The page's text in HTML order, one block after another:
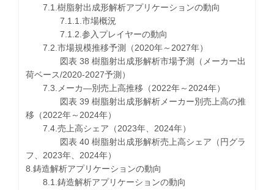
7.1.樹脂射出成形解析アプリケーションの動向
7.1.1.市場概況
7.1.2.参入プレイヤーの動向
7.2.市場規模推移予測（2020年～2027年）
図表 38 樹脂射出成形解析市場予測（メーカー出
荷ベース/2020-2027予測）
7.3.メーカ―別売上高推移（2022年～2024年）
図表 39 樹脂射出成形解析メーカー別売上高の推
移（2022年～2024年）
7.4.売上高シェア（2023年、2024年）
図表 40 樹脂射出成形解析売上高シェア（円グラ
フ、2023年、2024年）
8.鋳造解析アプリケーションの動向
8.1.鋳造解析アプリケーションの動向